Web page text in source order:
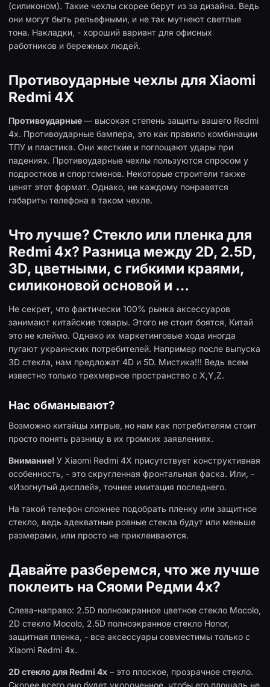
(силиконом). Такие чехлы скорее берут из за дизайна. Ведь
они могут быть рельефными, и не так мутнеют светлые
тона. Накладки, - хороший вариант для офисных
работников и бережных людей.
Противоударные чехлы для Xiaomi
Redmi 4X
Противоударные— высокая степень защиты вашего Redmi
4x. Противоударные бампера, это как правило комбинации
ТПУ и пластика. Они жесткие и поглощают удары при
падениях. Противоударные чехлы пользуются спросом у
подростков и спортсменов. Некоторые строители также
ценят этот формат. Однако, не каждому понравятся
габариты телефона в таком чехле.
Что лучше? Стекло или пленка для
Redmi 4x? Разница между 2D, 2.5D,
3D, цветными, с гибкими краями,
силиконовой основой и …
Не секрет, что фактически 100% рынка аксессуаров
занимают китайские товары. Этого не стоит боятся, Китай
это не клеймо. Однако их маркетинговые хода иногда
пугают украинских потребителей. Например после выпуска
3D стекла, нам предложат 4D и 5D. Мистика!!! Ведь всем
известно только трехмерное пространство с X,Y,Z.
Нас обманывают?
Возможно китайцы хитрые, но нам как потребителям стоит
просто понять разницу в их громких заявлениях.
Внимание! У Xiaomi Redmi 4X присутствует конструктивная
особенность, - это скругленная фронтальная фаска. Или, -
«Изогнутый дисплей», точнее имитация последнего.
На такой телефон сложнее подобрать пленку или защитное
стекло, ведь адекватные ровные стекла будут или меньше
размерами, или просто не приклеиваются.
Давайте разберемся, что же лучше
поклеить на Сяоми Редми 4х?
Слева-направо: 2.5D полноэкранное цветное стекло Mocolo,
2D стекло Mocolo, 2.5D полноэкранное стекло Honor,
защитная пленка, - все аксессуары совместимы только с
Xiaomi Redmi 4x.
2D стекло для Redmi 4x – это плоское, прозрачное стекло.